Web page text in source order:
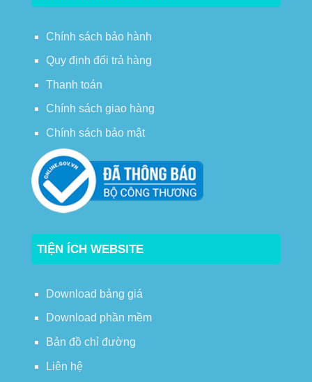
Chính sách bảo hành
Quy định đổi trả hàng
Thanh toán
Chính sách giao hàng
Chính sách bảo mật
TIỆN ÍCH WEBSITE
Download bảng giá
Download phần mềm
Bản đồ chỉ đường
Liên hệ